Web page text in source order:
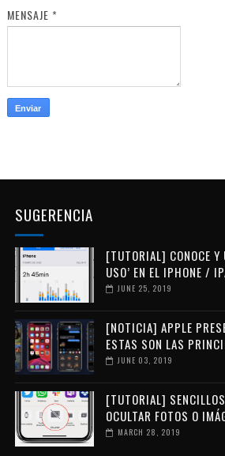
MENSAJE *
SUGERENCIA
[TUTORIAL] CONOCE Y
USO’ EN EL IPHONE /
JUNE 25, 2019
[NOTICIA] APPLE
ESTAS SON LAS
JUNE 03, 2019
[TUTORIAL]
OCULTAR FOTOS O
MARCH 28, 2019